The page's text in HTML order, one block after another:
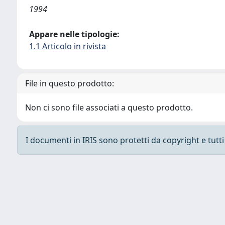
1994
Appare nelle tipologie:
1.1 Articolo in rivista
File in questo prodotto:
Non ci sono file associati a questo prodotto.
I documenti in IRIS sono protetti da copyright e